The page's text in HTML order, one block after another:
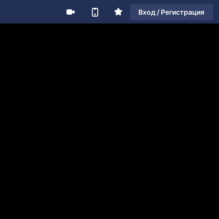
Вход / Регистрация